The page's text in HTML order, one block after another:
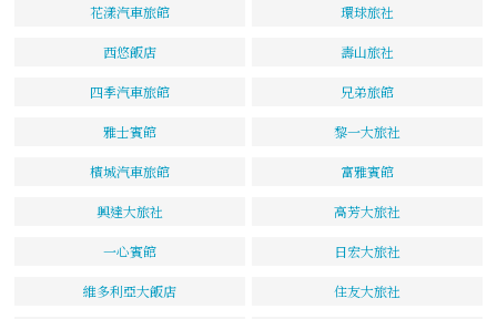
花漾汽車旅館 環球旅社
西悠飯店 壽山旅社
四季汽車旅館 兄弟旅館
雅士賓館 黎一大旅社
檳城汽車旅館 富雅賓館
興達大旅社 高芳大旅社
一心賓館 日宏大旅社
維多利亞大飯店 住友大旅社